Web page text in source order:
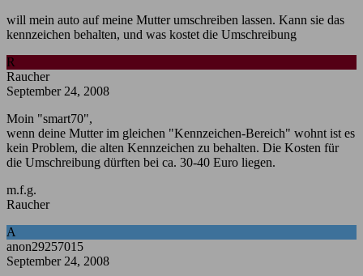
will mein auto auf meine Mutter umschreiben lassen. Kann sie das
kennzeichen behalten, und was kostet die Umschreibung
R
Raucher
September 24, 2008
Moin "smart70",
wenn deine Mutter im gleichen "Kennzeichen-Bereich" wohnt ist es
kein Problem, die alten Kennzeichen zu behalten. Die Kosten für
die Umschreibung dürften bei ca. 30-40 Euro liegen.
m.f.g.
Raucher
A
anon29257015
September 24, 2008